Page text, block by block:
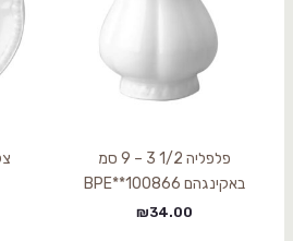
פלפליה 1/2 3 – 9 סמ
באקינגהם BPE**100866
₪34.00